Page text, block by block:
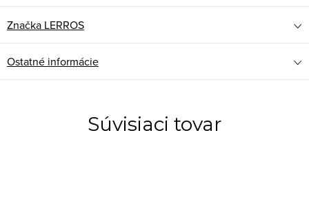
Značka LERROS
Ostatné informácie
Súvisiaci tovar